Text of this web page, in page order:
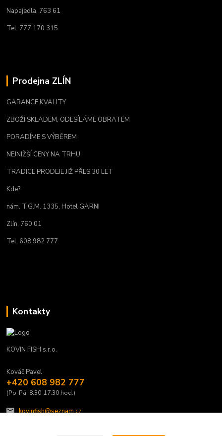
Napajedla, 763 61
Tel. 777 170 315
Prodejna ZLÍN
GARANCE KVALITY
ZBOŽÍ SKLADEM, ODESÍLÁME OBRATEM
PORADÍME S VÝBĚREM
NEJNIŽŠÍ CENY NA TRHU
TRADICE PRODEJE JIŽ PŘES 30 LET
Kde?
nám. T.G.M. 1335, Hotel GARNI
Zlín, 760 01
Tel. 608 982 777
Kontakty
KOVIN FISH s.r.o.
Kováč Pavel
+420 608 982 777
(Po-Pá, 8:30-17:30 hod.)
kovinfish@seznam.cz